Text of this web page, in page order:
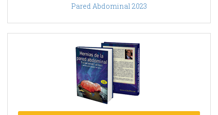
Pared Abdominal 2023